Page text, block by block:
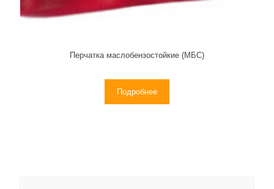
Перчатка маслобензостойкие (МБС)
Подробнее